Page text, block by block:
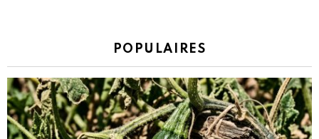
POPULAIRES